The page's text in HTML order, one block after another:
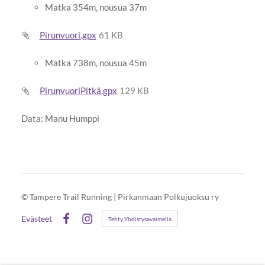
Matka 354m, nousua 37m
Pirunvuori.gpx 61 KB
Matka 738m, nousua 45m
PirunvuoriPitkä.gpx 129 KB
Data: Manu Humppi
©Tampere Trail Running | Pirkanmaan Polkujuoksu ry
Evästeet
Instagram
Tehty Yhdistysavaimella